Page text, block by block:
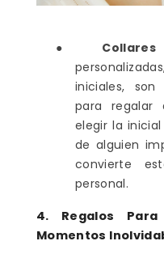
● Collares
iniciales,
para regalar
elegir la
de alguien
convierte
personal.
4. Regalos Para
Momentos